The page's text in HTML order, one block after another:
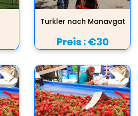
Turkler nach Manavgat
Preis :€30